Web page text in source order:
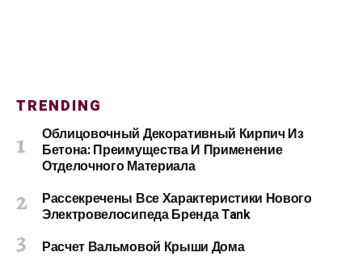
TRENDING
Облицовочный Декоративный Кирпич Из
Бетона: Преимущества И Применение
Отделочного Материала
Рассекречены Все Характеристики Нового
Электровелосипеда Бренда Tank
Расчет Вальмовой Крыши Дома